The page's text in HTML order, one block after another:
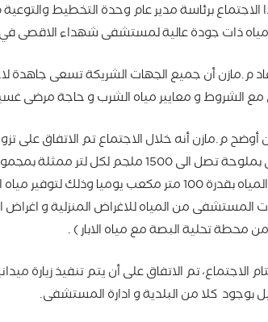
الاجتماع برئاسة مدير عام وحدة التخطيط
ذات جودة عالية لمستشفى شهداء الاقصى
م.مازن أن جميع الجهات الشريكة تسعى جاهدة
مع الشروط و معايير مياه الشرب و حاجة مرضى
م.مازن أنه خلال الاجتماع تم الاتفاق
الاقصى بملوحة تصل الى 1500 ملجم
لتحلية المياه بقدرة 100 متر مكعب يوميا
المستشفى من المياه للاغراض المنزلية و
محطة تحلية البصة مع مياه الابار ) .
الاجتماع، تم الاتفاق على أن يتم تنفيذ زيارة
بوجود كلا من البلدية و ادارة المستشفى.